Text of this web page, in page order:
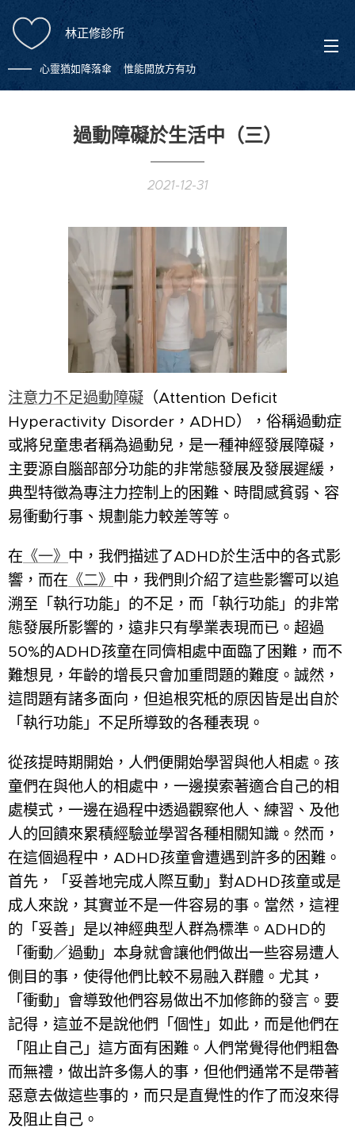
林正修診所
心靈猶如降落傘 惟能開放方有功
過動障礙於生活中（三）
2021-12-31
注意力不足過動障礙 （Attention Deficit
Hyperactivity Disorder，ADHD），俗稱過動症
或將兒童患者稱為過動兒，是一種神經發展障礙，
主要源自腦部部分功能的非常態發展及發展遲緩，
典型特徵為專注力控制上的困難、時間感貧弱、容
易衝動行事、規劃能力較差等等。
在 《一》 中，我們描述了ADHD於生活中的各式影
響，而在 《二》 中，我們則介紹了這些影響可以追
溯至「執行功能」的不足，而「執行功能」的非常
態發展所影響的，遠非只有學業表現而已。超過
50%的ADHD孩童在同儕相處中面臨了困難，而不
難想見，年齡的增長只會加重問題的難度。誠然，
這問題有諸多面向，但追根究柢的原因皆是出自於
「執行功能」不足所導致的各種表現。
從孩提時期開始，人們便開始學習與他人相處。孩
童們在與他人的相處中，一邊摸索著適合自己的相
處模式，一邊在過程中透過觀察他人、練習、及他
人的回饋來累積經驗並學習各種相關知識。然而，
在這個過程中，ADHD孩童會遭遇到許多的困難。
首先，「妥善地完成人際互動」對ADHD孩童或是
成人來說，其實並不是一件容易的事。當然，這裡
的「妥善」是以神經典型人群為標準。ADHD的
「衝動／過動」本身就會讓他們做出一些容易遭人
側目的事，使得他們比較不易融入群體。尤其，
「衝動」會導致他們容易做出不加修飾的發言。要
記得，這並不是說他們「個性」如此，而是他們在
「阻止自己」這方面有困難。人們常覺得他們粗魯
而無禮，做出許多傷人的事，但他們通常不是帶著
惡意去做這些事的，而只是直覺性的作了而沒來得
及阻止自己。